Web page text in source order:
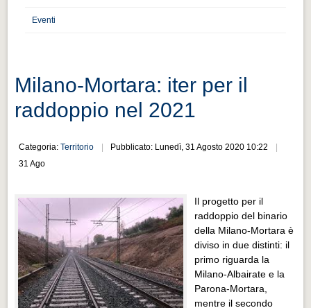
Cultura e turismo 4.0
Cultura e turismo 4.0
PROGETTI
Progetti Aperti
Progetti Realizzati
Progetti Realizzati
EVENTI
EVENTI
Eventi
Milano-Mortara: iter per il
raddoppio nel 2021
Categoria:Territorio
Pubblicato: Lunedì, 31 Agosto 2020 10:22
31 Ago
Il progetto per il
raddoppio del binario
della Milano-Mortara è
diviso in due distinti: il
primo riguarda la
Milano-Albairate e la
Parona-Mortara,
mentre il secondo